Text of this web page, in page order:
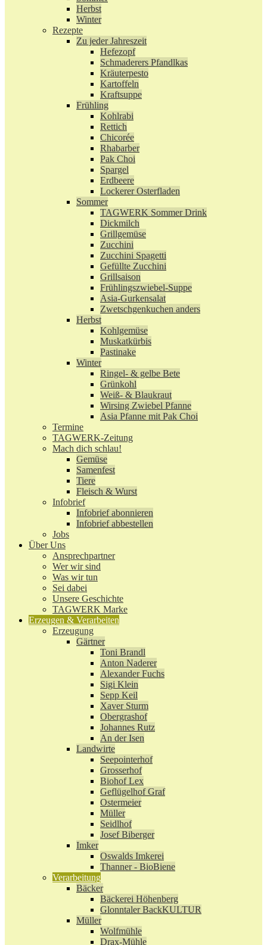
Herbst
Winter
Rezepte
Zu jeder Jahreszeit
Hefezopf
Schmaderers Pfandlkas
Kräuterpesto
Kartoffeln
Kraftsuppe
Frühling
Kohlrabi
Rettich
Chicorée
Rhabarber
Pak Choi
Spargel
Erdbeere
Lockerer Osterfladen
Sommer
TAGWERK Sommer Drink
Dickmilch
Grillgemüse
Zucchini
Zucchini Spagetti
Gefüllte Zucchini
Grillsaison
Frühlingszwiebel-Suppe
Asia-Gurkensalat
Zwetschgenkuchen anders
Herbst
Kohlgemüse
Muskatkürbis
Pastinake
Winter
Ringel- & gelbe Bete
Grünkohl
Weiß- & Blaukraut
Wirsing Zwiebel Pfanne
Asia Pfanne mit Pak Choi
Termine
TAGWERK-Zeitung
Mach dich schlau!
Gemüse
Samenfest
Tiere
Fleisch & Wurst
Infobrief
Infobrief abonnieren
Infobrief abbestellen
Jobs
Über Uns
Ansprechpartner
Wer wir sind
Was wir tun
Sei dabei
Unsere Geschichte
TAGWERK Marke
Erzeugen & Verarbeiten
Erzeugung
Gärtner
Toni Brandl
Anton Naderer
Alexander Fuchs
Sigi Klein
Sepp Keil
Xaver Sturm
Obergrashof
Johannes Rutz
An der Isen
Landwirte
Seepointerhof
Grosserhof
Biohof Lex
Geflügelhof Graf
Ostermeier
Müller
Seidlhof
Josef Biberger
Imker
Oswalds Imkerei
Thanner - BioBiene
Verarbeitung
Bäcker
Bäckerei Höhenberg
Glonntaler BackKULTUR
Müller
Wolfmühle
Drax-Mühle